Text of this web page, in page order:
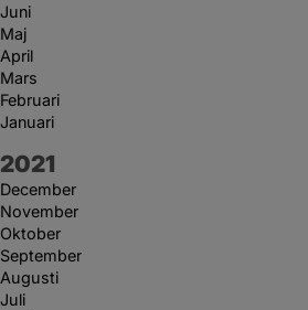
Juni
Maj
April
Mars
Februari
Januari
År:
2021
December
November
Oktober
September
Augusti
Juli